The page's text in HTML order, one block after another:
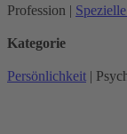
Profession |
Kategorie
Persönlichkeit |